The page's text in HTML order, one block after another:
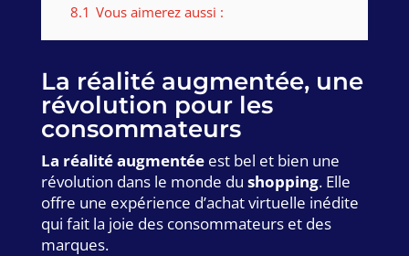
8.1 Vous aimerez aussi :
La réalité augmentée, une
révolution pour les
consommateurs
La réalité augmentéeest bel et bien une
révolution dans le monde du shopping. Elle
offre une expérience d’achat virtuelle inédite
qui fait la joie des consommateurs et des
marques.